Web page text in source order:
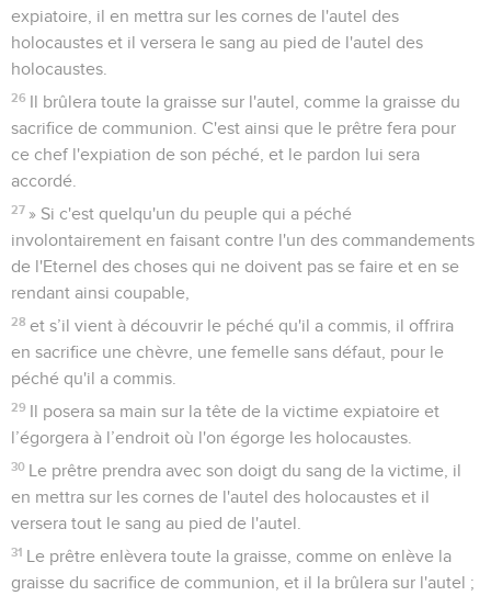
expiatoire, il en mettra sur les cornes de l'autel des
holocaustes et il versera le sang au pied de l'autel des
holocaustes.
26
Il brûlera toute la graisse sur l'autel, comme la graisse du
sacrifice de communion. C'est ainsi que le prêtre fera pour
ce chef l'expiation de son péché, et le pardon lui sera
accordé.
27 » Si c'est quelqu'un du peuple qui a péché
involontairement en faisant contre l'un des commandements
de l'Eternel des choses qui ne doivent pas se faire et en se
rendant ainsi coupable,
28 et s’il vient à découvrir le péché qu'il a commis, il offrira
en sacrifice une chèvre, une femelle sans défaut, pour le
péché qu'il a commis.
29
Il posera sa main sur la tête de la victime expiatoire et
l’égorgera à l’endroit où l'on égorge les holocaustes.
30
Le prêtre prendra avec son doigt du sang de la victime, il
en mettra sur les cornes de l'autel des holocaustes et il
versera tout le sang au pied de l'autel.
31
Le prêtre enlèvera toute la graisse, comme on enlève la
graisse du sacrifice de communion, et il la brûlera sur l'autel ;